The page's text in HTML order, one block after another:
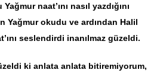
naat’ını nasıl yazdığını
Yağmur okudu ve ardından Halil
seslendirdi inanılmaz güzeldi.
ki anlata anlata bitiremiyorum,